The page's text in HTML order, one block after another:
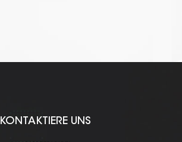
KONTAKTIERE UNS